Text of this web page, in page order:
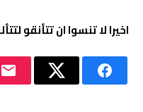
اخيرا لا تنسوا ان تتأنقو